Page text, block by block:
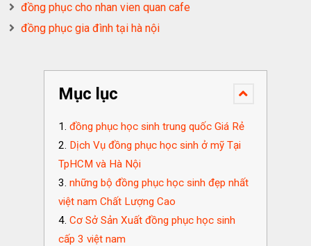
đồng phục cho nhan vien quan cafe
đồng phục gia đình tại hà nội
Mục lục
đồng phục học sinh trung quốc Giá Rẻ
Dịch Vụ đồng phục học sinh ở mỹ Tại
TpHCM và Hà Nội
những bộ đồng phục học sinh đẹp nhất
việt nam Chất Lượng Cao
Cơ Sở Sản Xuất đồng phục học sinh
cấp 3 việt nam